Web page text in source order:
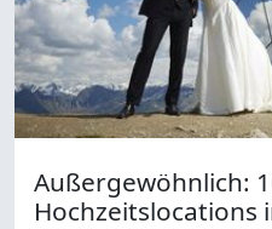
Außergewöhnlich:
Hochzeitslocations